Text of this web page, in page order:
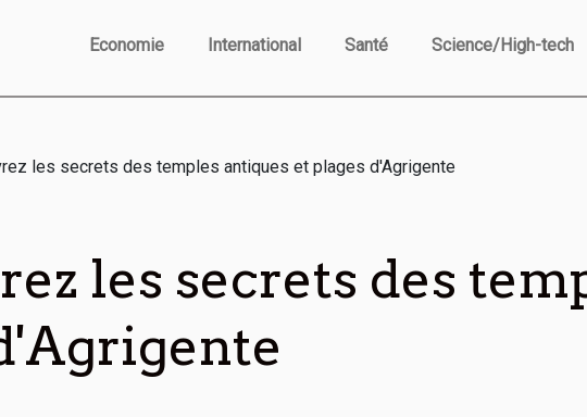
Economie International Santé Science/High-tech
les secrets des temples antiques et plages d'Agrigente
les secrets des